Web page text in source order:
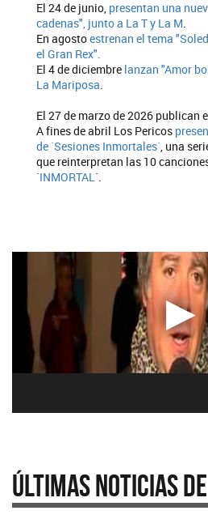
El 24 de junio, presentan una
cadenas", junto a La T y La M.
En agostoestrenan el tema
el Gran Rex".
El 4 de diciembre lanzan "Amor
La Mariposa.
El 27 de marzo de 2026 publican
A fines de abril Los Pericos
de `Sesiones Inmortales`, una
que reinterpretan las 10
`INMORTAL`.
Últimas Noticias